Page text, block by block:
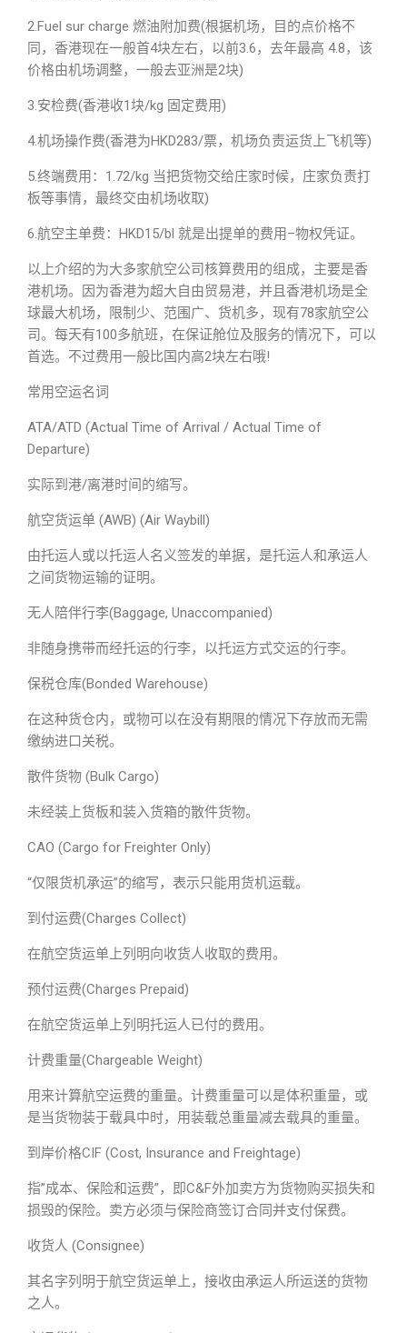
2.Fuel sur charge 燃油附加费(根据机场，目的点价格不
同，香港现在一般首4块左右，以前3.6，去年最高 4.8，该
价格由机场调整，一般去亚洲是2块)
3.安检费(香港收1块/kg 固定费用)
4.机场操作费(香港为HKD283/票，机场负责运货上飞机等)
5.终端费用：1.72/kg 当把货物交给庄家时候，庄家负责打
板等事情，最终交由机场收取)
6.航空主单费：HKD15/bl 就是出提单的费用–物权凭证。
以上介绍的为大多家航空公司核算费用的组成，主要是香
港机场。因为香港为超大自由贸易港，并且香港机场是全
球最大机场，限制少、范围广、货机多，现有78家航空公
司。每天有100多航班，在保证舱位及服务的情况下，可以
首选。不过费用一般比国内高2块左右哦!
常用空运名词
ATA/ATD (Actual Time of Arrival / Actual Time of
Departure)
实际到港/离港时间的缩写。
航空货运单 (AWB) (Air Waybill)
由托运人或以托运人名义签发的单据，是托运人和承运人
之间货物运输的证明。
无人陪伴行李(Baggage, Unaccompanied)
非随身携带而经托运的行李，以托运方式交运的行李。
保税仓库(Bonded Warehouse)
在这种货仓内，或物可以在没有期限的情况下存放而无需
缴纳进口关税。
散件货物 (Bulk Cargo)
未经装上货板和装入货箱的散件货物。
CAO (Cargo for Freighter Only)
“仅限货机承运”的缩写，表示只能用货机运载。
到付运费(Charges Collect)
在航空货运单上列明向收货人收取的费用。
预付运费(Charges Prepaid)
在航空货运单上列明托运人已付的费用。
计费重量(Chargeable Weight)
用来计算航空运费的重量。计费重量可以是体积重量，或
是当货物装于载具中时，用装载总重量减去载具的重量。
到岸价格CIF (Cost, Insurance and Freightage)
指”成本、保险和运费”，即C&F外加卖方为货物购买损失和
损毁的保险。卖方必须与保险商签订合同并支付保费。
收货人 (Consignee)
其名字列明于航空货运单上，接收由承运人所运送的货物
之人。